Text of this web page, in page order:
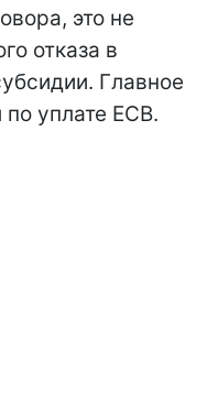
это не
отказа в
Главное
уплате ЕСВ.